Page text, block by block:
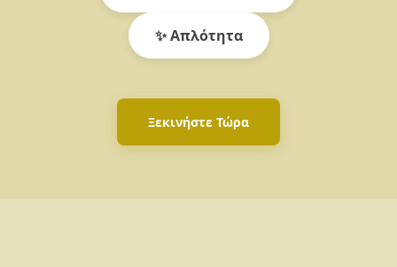
✨ Απλότητα
Ξεκινήστε Τώρα